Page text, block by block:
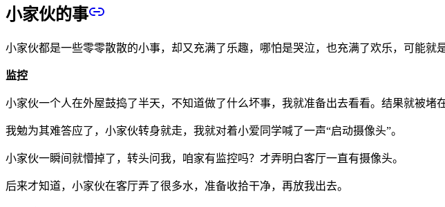
小家伙的事
小家伙都是一些零零散散的小事，却又充满了乐趣，哪怕是哭泣，也充满了欢乐，可能就
监控
小家伙一个人在外屋鼓捣了半天，不知道做了什么坏事，我就准备出去看看。结果就被堵
我勉为其难答应了，小家伙转身就走，我就对着小爱同学喊了一声“启动摄像头”。
小家伙一瞬间就懵掉了，转头问我，咱家有监控吗？才弄明白客厅一直有摄像头。
后来才知道，小家伙在客厅弄了很多水，准备收拾干净，再放我出去。